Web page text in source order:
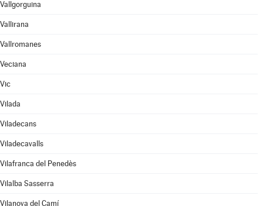
Vallgorguina
Vallirana
Vallromanes
Veciana
Vic
Vilada
Viladecans
Viladecavalls
Vilafranca del Penedès
Vilalba Sasserra
Vilanova del Camí